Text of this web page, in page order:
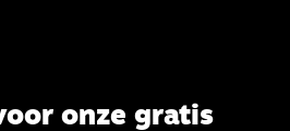
onze gratis